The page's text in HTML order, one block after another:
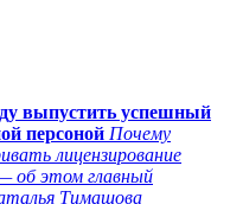
выпустить успешный
персоной Почему
лицензирование
об этом главный
Тимашова